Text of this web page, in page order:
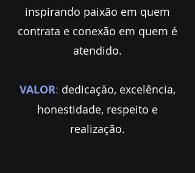
inspirando paixão em quem
contrata e conexão em quem é
atendido.
VALOR: dedicação, excelência,
honestidade, respeito e
realização.